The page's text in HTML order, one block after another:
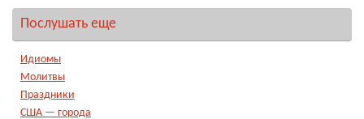
Послушать еще
Идиомы
Молитвы
Праздники
США — города